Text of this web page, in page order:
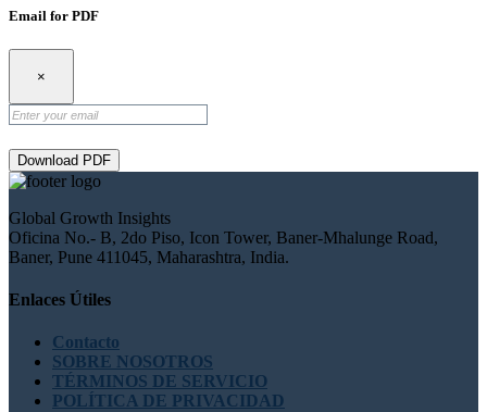
Email for PDF
×
Download PDF
Global Growth Insights
Oficina No.- B, 2do Piso, Icon Tower, Baner-Mhalunge Road,
Baner, Pune 411045, Maharashtra, India.
Enlaces Útiles
Contacto
SOBRE NOSOTROS
TÉRMINOS DE SERVICIO
POLÍTICA DE PRIVACIDAD